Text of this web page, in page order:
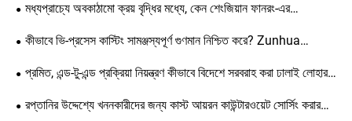
মধ্যপ্রাচ্যে অবকাঠামো ক্রয় বৃদ্ধির মধ্যে, কেন শেংজিয়ান ফানরং-এর
কাউন্টারওয়েটগুলি বিদেশী ক্লায়েন্টদের দ্বারা অত্যন্ত পছন্দের?
কীভাবে ভি-প্রসেস কাস্টিং সামঞ্জস্যপূর্ণ গুণমান নিশ্চিত করে? Zunhua
Shengjian Fanrong গলানো সহায়ক যোগ করার জন্য মানসম্মত নির্দেশিকা
প্রমিত, এন্ড-টু-এন্ড প্রক্রিয়া নিয়ন্ত্রণ কীভাবে বিদেশে সরবরাহ করা ঢালাই লোহার
কাউন্টারওয়েটের গুণমান নিশ্চিত করে?
রপ্তানির উদ্দেশ্যে খননকারীদের জন্য কাস্ট আয়রন কাউন্টারওয়েট সোর্সিং করার